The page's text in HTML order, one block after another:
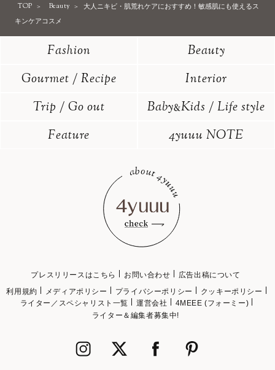
TOP Beauty
大人ニキビ・肌荒れケアにおすすめ！敏感肌にも使えるス
キンケアコスメ
Fashion
Beauty
Gourmet / Recipe
Interior
Trip / Go out
Baby&Kids / Life style
Feature
4yuuu NOTE
プレスリリースはこちら お問い合わせ
広告出稿について
利用規約
メディアポリシー プライバシーポリシー
クッキーポリシー
ライター／スペシャリスト一覧
運営会社
4MEEE (フォーミー)
ライター＆編集者募集中!